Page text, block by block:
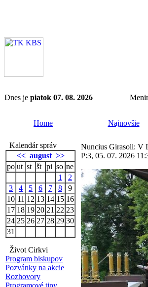
Dnes je piatok 07. 08. 2026
Home Najnovšie
Kalendár správ
<< august >>
po ut st št pi so ne
1
2
3
4 5 6 7 8
9
10 11 12 13 14 15 16
17 18 19 20 21 22 23
24 25 26 27 28 29 30
31
Život Cirkvi
Program biskupov
Pozvánky na akcie
Rozhovory
Programové tipy
Nuncius Girasoli: V
P:3, 05. 07. 2026